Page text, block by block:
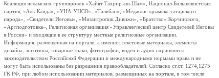
Коалиция исламских группировок «Хайят Тахрир аш-Шам», Национал-Большевистская
партия, «Аль-Каида», «УНА-УНСО», «Талибан», «Меджлис крымско-татарского
народа», «Свидетели Иеговы», «Мизантропик Дивижн», «Братство» Корчинского,
«Артподготовка», Религиозная организация «Управленческий центр Свидетелей Иеговы
в России» и входящие в ее структуру местные религиозные организации.
Информация, размещенная на портале, а именно: текстовые материалы, элементы
дизайна, логотипы, товарные знаки, фотографии, видео и аудио охраняются
законодательством Российской Федерации и международными нормами права и не
могут быть использованы без разрешения правообладателей. Согласно ст.ст. 1274,1275
ГК РФ, при любом использовании материалов, размещенных на портале, в том числе